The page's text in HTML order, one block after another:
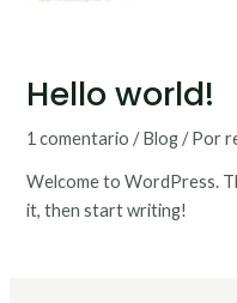
Hello world!
1 comentario /Blog/ Por
Welcome to WordPress.
it, then start writing!